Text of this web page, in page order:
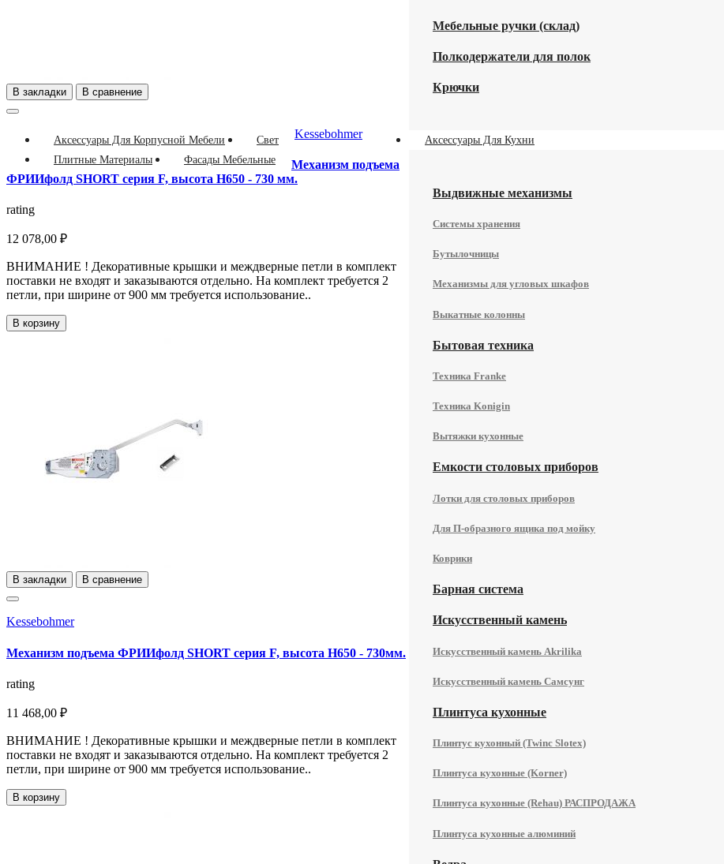
Мебельные ручки (склад)
Полкодержатели для полок
Крючки
Аксессуары Для Кухни
Выдвижные механизмы
Системы хранения
Бутылочницы
Механизмы для угловых шкафов
Выкатные колонны
Бытовая техника
Техника Franke
Техника Konigin
Вытяжки кухонные
Емкости столовых приборов
Лотки для столовых приборов
Для П-образного ящика под мойку
Коврики
Барная система
Искусственный камень
Искусственный камень Akrilika
Искусственный камень Самсунг
Плинтуса кухонные
Плинтус кухонный (Twinc Slotex)
Плинтуса кухонные (Korner)
Плинтуса кухонные (Rehau) РАСПРОДАЖА
Плинтуса кухонные алюминий
Аксессуары Для Корпусной Мебели
Свет
Плитные Материалы
Фасады Мебельные
В закладки В сравнение
Kessebohmer
Механизм подъема
ФРИИфолд SHORT серия F, высота H650 - 730 мм.
rating
12 078,00 ₽
ВНИМАНИЕ ! Декоративные крышки и междверные петли в комплект
поставки не входят и заказываются отдельно. На комплект требуется 2
петли, при ширине от 900 мм требуется использование..
В корзину
В закладки В сравнение
Kessebohmer
Механизм подъема ФРИИфолд SHORT серия F, высота H650 - 730мм.
rating
11 468,00 ₽
ВНИМАНИЕ ! Декоративные крышки и междверные петли в комплект
поставки не входят и заказываются отдельно. На комплект требуется 2
петли, при ширине от 900 мм требуется использование..
В корзину